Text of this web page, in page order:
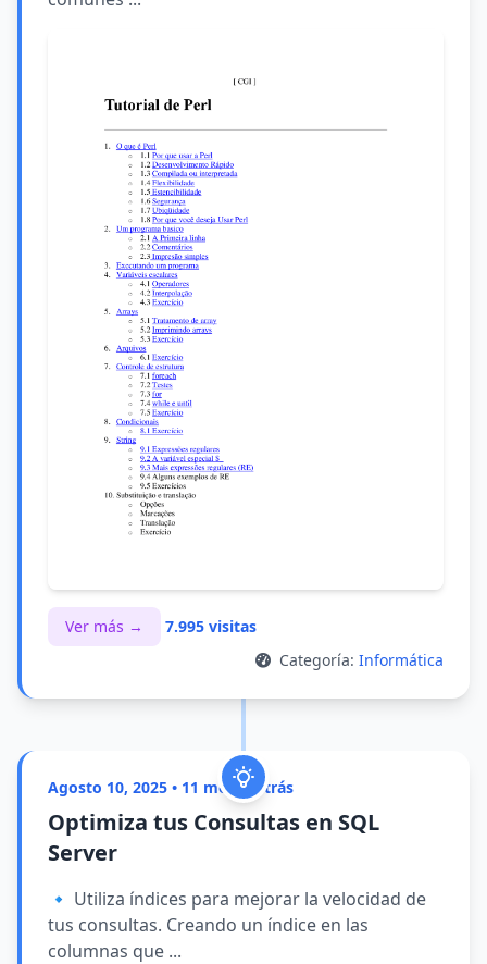
Ver más →
7.995 visitas
Categoría: Informática
Agosto 10, 2025 • 11 meses atrás
Optimiza tus Consultas en SQL
Server
🔹 Utiliza índices para mejorar la velocidad de
tus consultas. Creando un índice en las
columnas que ...